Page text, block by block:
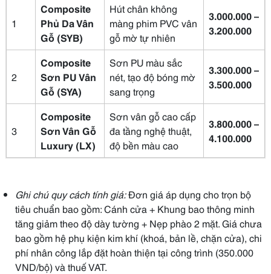
1
Composite
Phủ Da Vân
Gỗ (SYB)
Hút chân không
màng phim PVC vân
gỗ mờ tự nhiên
3.000.000 –
3.200.000
2
Composite
Sơn PU Vân
Gỗ (SYA)
Sơn PU màu sắc
nét, tạo độ bóng mờ
sang trọng
3.300.000 –
3.500.000
3
Composite
Sơn Vân Gỗ
Luxury (LX)
Sơn vân gỗ cao cấp
đa tầng nghệ thuật,
độ bền màu cao
3.800.000 –
4.100.000
Ghi chú quy cách tính giá:Đơn giá áp dụng cho trọn bộ
tiêu chuẩn bao gồm: Cánh cửa + Khung bao thông minh
tăng giảm theo độ dày tường + Nẹp phào 2 mặt. Giá chưa
bao gồm hệ phụ kiện kim khí (khoá, bản lề, chặn cửa), chi
phí nhân công lắp đặt hoàn thiện tại công trình (350.000
VND/bộ) và thuế VAT.